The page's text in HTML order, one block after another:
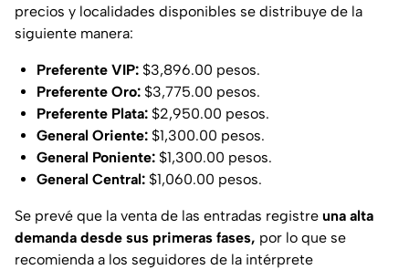
precios y localidades disponibles se distribuye de la
siguiente manera:
Preferente VIP: $3,896.00 pesos.
Preferente Oro: $3,775.00 pesos.
Preferente Plata: $2,950.00 pesos.
General Oriente: $1,300.00 pesos.
General Poniente: $1,300.00 pesos.
General Central: $1,060.00 pesos.
Se prevé que la venta de las entradas registre una alta
demanda desde sus primeras fases, por lo que se
recomienda a los seguidores de la intérprete